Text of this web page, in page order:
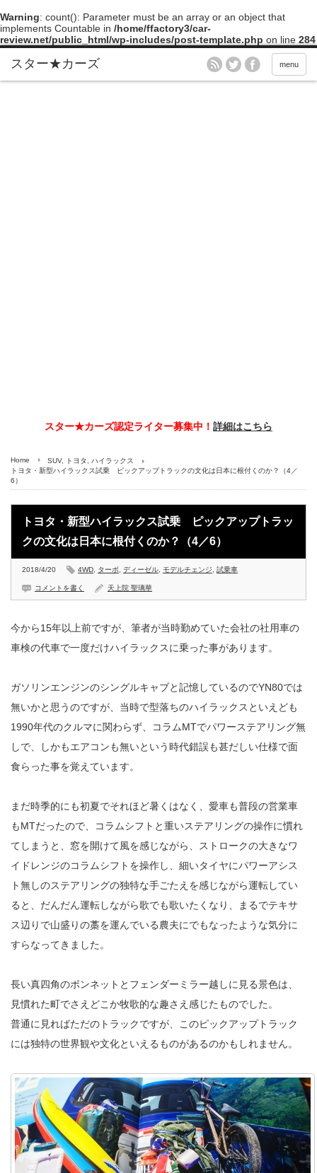
Warning: count(): Parameter must be an array or an object that
implements Countable in /home/ffactory3/car-
review.net/public_html/wp-includes/post-template.php on line 284
menu
スター★カーズ認定ライター募集中！ 詳細はこちら
Home SUV, トヨタ
ハイラックス
トヨタ・新型ハイラックス試乗 ピックアップトラックの文化は日本に根付くのか？（4／
6）
トヨタ・新型ハイラックス試乗 ピックアップトラッ
クの文化は日本に根付くのか？（4／6）
2018/4/20 4WD ターボ ディーゼル モデルチェンジ 試乗車
コメントを書く 天上院 聖璃華
今から15年以上前ですが、筆者が当時勤めていた会社の社用車の
車検の代車で一度だけハイラックスに乗った事があります。
ガソリンエンジンのシングルキャブと記憶しているのでYN80では
無いかと思うのですが、当時で型落ちのハイラックスといえども
1990年代のクルマに関わらず、コラムMTでパワーステアリング無
しで、しかもエアコンも無いという時代錯誤も甚だしい仕様で面
食らった事を覚えています。
まだ時季的にも初夏でそれほど暑くはなく、愛車も普段の営業車
もMTだったので、コラムシフトと重いステアリングの操作に慣れ
てしまうと、窓を開けて風を感じながら、ストロークの大きなワ
イドレンジのコラムシフトを操作し、細いタイヤにパワーアシス
ト無しのステアリングの独特な手ごたえを感じながら運転してい
ると、だんだん運転しながら歌でも歌いたくなり、まるでテキサ
ス辺りで山盛りの藁を運んでいる農夫にでもなったような気分に
すらなってきました。
長い真四角のボンネットとフェンダーミラー越しに見る景色は、
見慣れた町でさえどこか牧歌的な趣さえ感じたものでした。
普通に見ればただのトラックですが、このピックアップトラック
には独特の世界観や文化といえるものがあるのかもしれません。